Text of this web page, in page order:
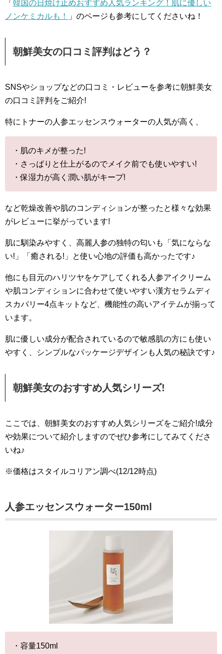
「 韓国の日焼け止めおすすめ人気ランキング！肌に優しい
ノンケミカルも！
」のページも参考にしてくださいね！
朝鮮美女の口コミ評判はどう？
SNSやショップなどの口コミ・レビューを参考に朝鮮美女
の口コミ評判をご紹介!
特にトナーの人参エッセンスウォーターの人気が高く、
・肌のキメが整った!
・さっぱりと仕上がるのでメイク前でも使いやすい!
・保湿力が高く潤い肌がキープ!
など乾燥改善や肌のコンディションが整ったと様々な効果
がレビューに挙がっています!
肌に馴染みやすく、高麗人参の独特の匂いも「気にならな
い!」「癒される!」と使い心地の評価も高かったです♪
他にも目元のハリツヤをケアしてくれる人参アイクリーム
や肌コンディションに合わせて使いやすい漢方セラムディ
スカバリー4点キットなど、機能性の高いアイテムが揃って
います。
肌に優しい成分が配合されているので敏感肌の方にも使い
やすく、シンプルなパッケージデザインも人気の秘訣です♪
朝鮮美女のおすすめ人気シリーズ!
ここでは、朝鮮美女のおすすめ人気シリーズをご紹介!成分
や効果について紹介しますのでぜひ参考にしてみてくださ
いね♪
※価格はスタイルコリアン調べ(12/12時点)
人参エッセンスウォーター150ml
・容量150ml